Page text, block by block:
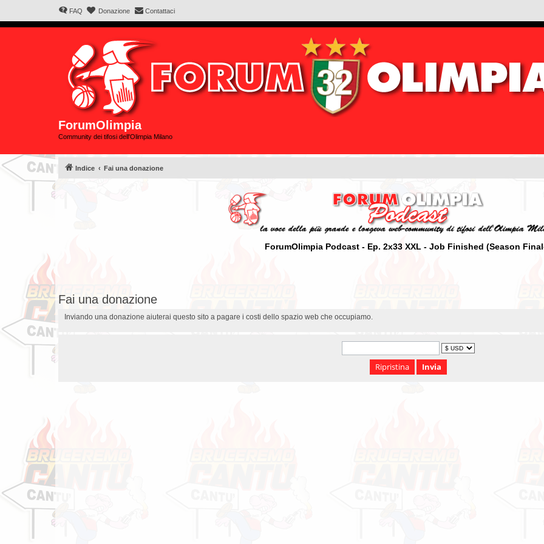
FAQ Donazione Contattaci
ForumOlimpia
Community dei tifosi dell'Olimpia Milano
Indice Fai una donazione
ForumOlimpia Podcast - Ep. 2x33 XXL - Job Finished (Season
Fai una donazione
Inviando una donazione aiuterai questo sito a pagare i costi dello spazio web che occupiamo.